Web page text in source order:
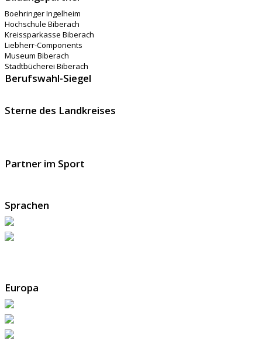
Boehringer Ingelheim
Hochschule Biberach
Kreissparkasse Biberach
Liebherr-Components
Museum Biberach
Stadtbücherei Biberach
Berufswahl-Siegel
Sterne des Landkreises
Partner im Sport
Sprachen
Europa